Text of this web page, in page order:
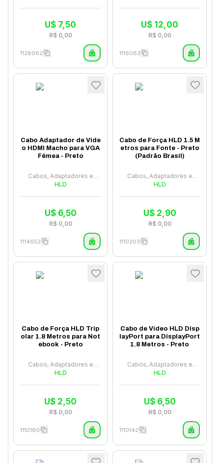
U$ 7,50
R$ 0,00
1128062
U$ 12,00
R$ 0,00
1116083
Cabo Adaptador de Víde
o HDMI Macho para VGA
Fêmea - Preto
Cabos, Adaptadores e
Hubs
HLD
U$ 6,50
R$ 0,00
1114652
Cabo de Força HLD 1.5 M
etros para Fonte - Preto
(Padrão Brasil)
Cabos, Adaptadores e
Hubs
HLD
U$ 2,90
R$ 0,00
1110203
Cabo de Força HLD Trip
olar 1.8 Metros para Not
ebook - Preto
Cabos, Adaptadores e
Hubs
HLD
U$ 2,50
R$ 0,00
1110180
Cabo de Vídeo HLD Disp
layPort para DisplayPort
1.8 Metros - Preto
Cabos, Adaptadores e
Hubs
HLD
U$ 6,50
R$ 0,00
1110142